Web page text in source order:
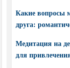
Какие вопросы
друга:
Медитация на
для